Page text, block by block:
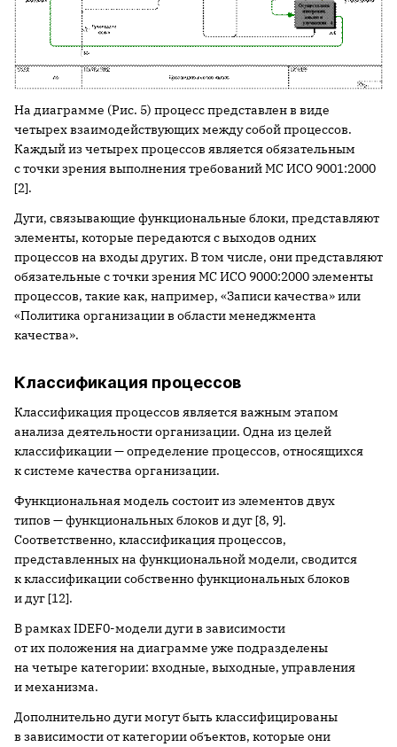
На диаграмме (Рис. 5) процесс представлен в виде
четырех взаимодействующих между собой процессов.
Каждый из четырех процессов является обязательным
с точки зрения выполнения требований МС ИСО 9001:2000
[2].
Дуги, связывающие функциональные блоки, представляют
элементы, которые передаются с выходов одних
процессов на входы других. В том числе, они представляют
обязательные с точки зрения МС ИСО 9000:2000 элементы
процессов, такие как, например, «Записи качества» или
«Политика организации в области менеджмента
качества».
Классификация процессов
Классификация процессов является важным этапом
анализа деятельности организации. Одна из целей
классификации — определение процессов, относящихся
к системе качества организации.
Функциональная модель состоит из элементов двух
типов — функциональных блоков и дуг [8, 9].
Соответственно, классификация процессов,
представленных на функциональной модели, сводится
к классификации собственно функциональных блоков
и дуг [12].
В рамках IDEF0-модели дуги в зависимости
от их положения на диаграмме уже подразделены
на четыре категории: входные, выходные, управления
и механизма.
Дополнительно дуги могут быть классифицированы
в зависимости от категории объектов, которые они